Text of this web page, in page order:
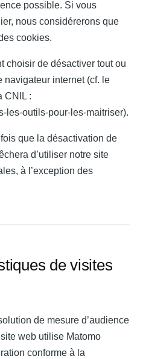
possible. Si vous
nous considérerons que
cookies.
choisir de désactiver tout ou
navigateur internet (cf. le
CNIL :
les-outils-pour-les-maitriser).
que la désactivation de
d’utiliser notre site
à l’exception des
de visites
de mesure d’audience
web utilise Matomo
conforme à la